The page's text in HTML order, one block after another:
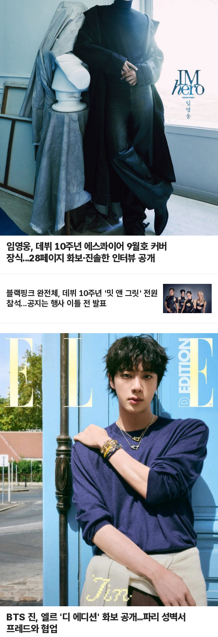
임영웅, 데뷔 10주년 에스콰이어 9월호 커버
장식...28페이지 화보·진솔한 인터뷰 공개
블랙핑크 완전체, 데뷔 10주년 '밋 앤 그릿' 전원
참석...공지는 행사 이틀 전 발표
BTS 진, 엘르 '디 에디션' 화보 공개...파리 성벽서
프레드와 협업